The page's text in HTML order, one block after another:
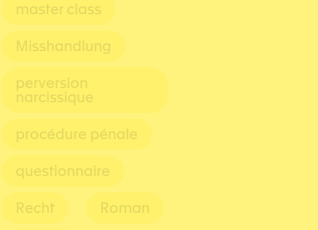
master class
Misshandlung
perversion
narcissique
procédure pénale
questionnaire
Recht Roman